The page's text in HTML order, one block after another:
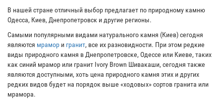
В нашей стране отличный выбор предлагает по природному камню
Одесса, Киев, Днепропетровск и другие регионы.
Самыми популярными видами натурального камня (Киев) сегодня
являются мрамор и гранит, все их разновидности. При этом редкие
виды природного камня в Днепропетровске, Одессе или Киеве, таких
как синий мрамор или гранит Ivory Brown Шивакаши, сегодня также
являются доступными, хоть цена природного камня этих и других
редких видов будет на порядок выше «ходовых» сортов гранита или
мрамора.